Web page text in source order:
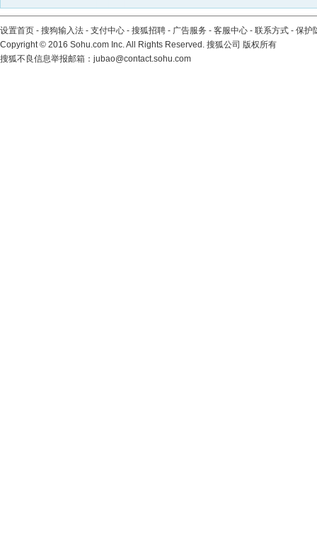
设置首页 - 搜狗输入法 - 支付中心 - 搜狐招聘 - 广告服务 - 客服中心 - 联系方式 - 保护
Copyright© 2016 Sohu.com Inc. All Rights Reserved. 搜狐公司 版权所有
搜狐不良信息举报邮箱： jubao@contact.sohu.com